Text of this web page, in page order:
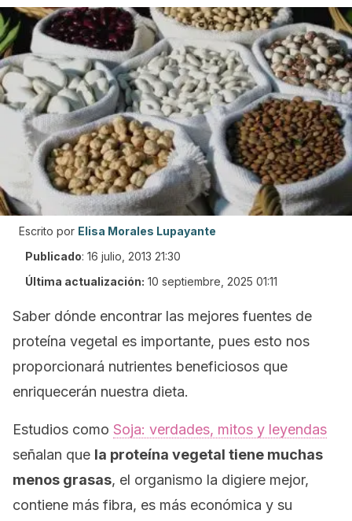
Escrito por Elisa Morales Lupayante
Publicado: 16 julio, 2013 21:30
Última actualización: 10 septiembre, 2025 01:11
Saber dónde encontrar las mejores fuentes de
proteína vegetal es importante, pues esto nos
proporcionará nutrientes beneficiosos que
enriquecerán nuestra dieta.
Estudios como Soja: verdades, mitos y leyendas
señalan que la proteína vegetal tiene muchas
menos grasas, el organismo la digiere mejor,
contiene más fibra, es más económica y su